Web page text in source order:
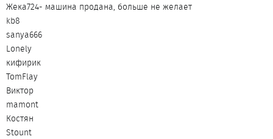
Жека724- машина продана, больше не желает
kb8
sanya666
Lonely
кифирик
TomFlay
Виктор
mamont
Костян
Stount